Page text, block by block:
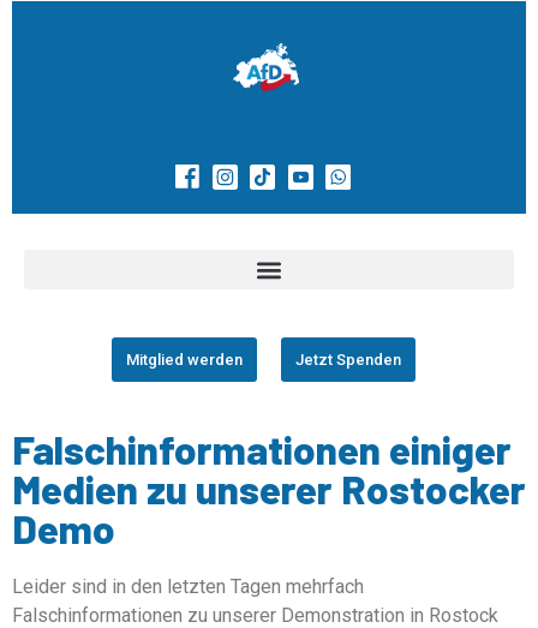
Mitglied werden Jetzt Spenden
Falschinformationen einiger
Medien zu unserer Rostocker
Demo
Leider sind in den letzten Tagen mehrfach
Falschinformationen zu unserer Demonstration in Rostock